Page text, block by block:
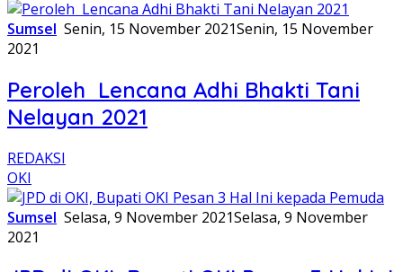
Sumsel Senin, 15 November 2021Senin, 15 November
2021
Peroleh Lencana Adhi Bhakti Tani
Nelayan 2021
REDAKSI
OKI
Sumsel Selasa, 9 November 2021Selasa, 9 November
2021